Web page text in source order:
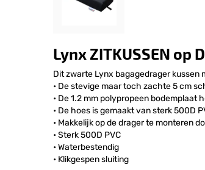
Lynx ZITKUSSEN op
Dit zwarte Lynx bagagedrager
• De stevige maar toch zachte 5 cm
• De 1.2 mm polypropeen bodemplaat
• De hoes is gemaakt van sterk 500D
• Makkelijk op de drager te monteren
• Sterk 500D PVC
• Waterbestendig
• Klikgespen sluiting